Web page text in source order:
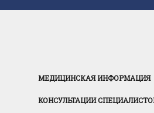
МЕДИЦИНСКАЯ ИНФОРМАЦИЯ
КОНСУЛЬТАЦИИ